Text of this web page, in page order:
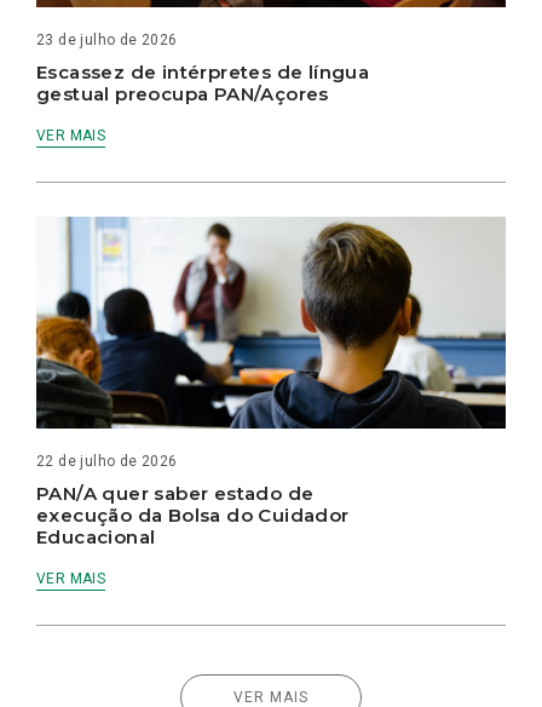
23 de julho de 2026
Escassez de intérpretes de língua
gestual preocupa PAN/Açores
VER MAIS
22 de julho de 2026
PAN/A quer saber estado de
execução da Bolsa do Cuidador
Educacional
VER MAIS
VER MAIS